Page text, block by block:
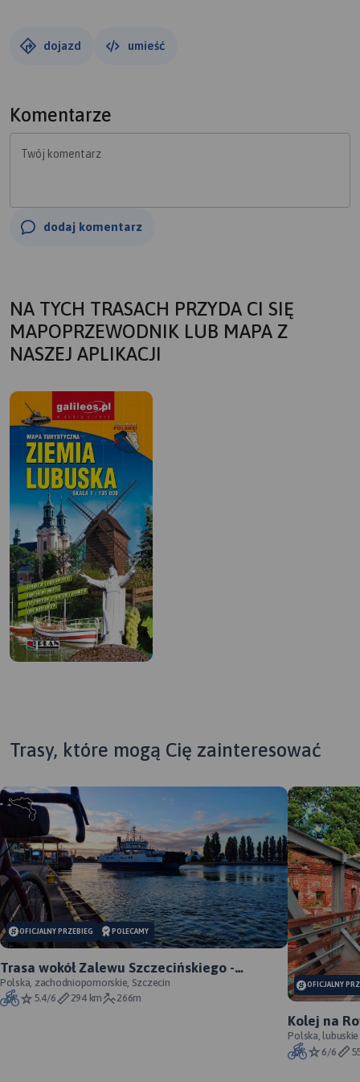
dojazd umieść
Komentarze
Twój komentarz
dodaj komentarz
NA TYCH TRASACH PRZYDA CI SIĘ
MAPOPRZEWODNIK LUB MAPA Z
NASZEJ APLIKACJI
MAPA TURYSTYCZNA W
APLIKACJI TRASEO
Mapa krajoznawcza
województwa lubuskiego z
wyszczególnionymi
atrakcjami turystycznymi. Na
atrakcji turystycznych.
Trasy, które mogą Cię zainteresować
OFICJALNY PRZEBIEG POLECAMY
Trasa wokół Zalewu Szczecińskiego -
oficjalny przebieg szlaku
Polska, zachodniopomorskie, Szczecin
5.4/6
294 km 266m
OFICJALNY
Kolej na
Polska, lubuskie
6/6